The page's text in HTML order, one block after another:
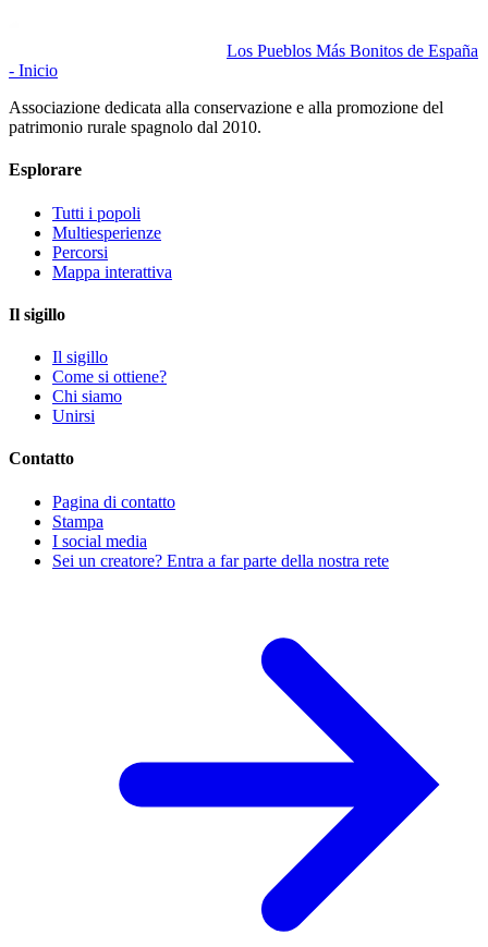
Los Pueblos Más Bonitos de España
- Inicio
Associazione dedicata alla conservazione e alla promozione del
patrimonio rurale spagnolo dal 2010.
Esplorare
Tutti i popoli
Multiesperienze
Percorsi
Mappa interattiva
Il sigillo
Il sigillo
Come si ottiene?
Chi siamo
Unirsi
Contatto
Pagina di contatto
Stampa
I social media
Sei un creatore? Entra a far parte della nostra rete